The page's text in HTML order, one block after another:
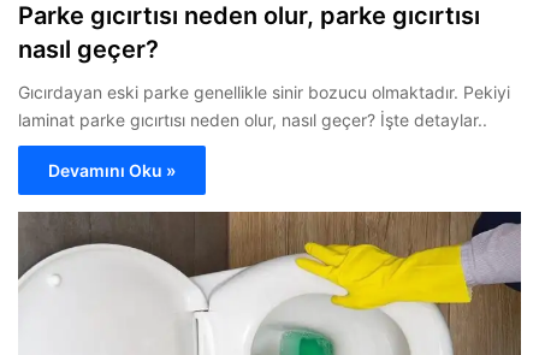
Parke gıcırtısı neden olur, parke gıcırtısı
nasıl geçer?
Gıcırdayan eski parke genellikle sinir bozucu olmaktadır. Pekiyi
laminat parke gıcırtısı neden olur, nasıl geçer? İşte detaylar..
Devamını Oku »